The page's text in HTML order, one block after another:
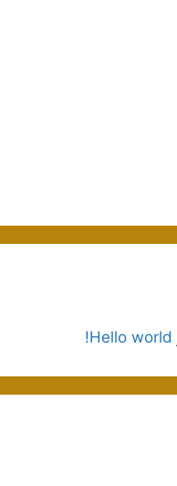
Hello world!